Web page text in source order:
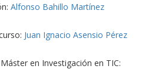
Alfonso Bahillo Martínez
Juan Ignacio Asensio Pérez
en Investigación en TIC: